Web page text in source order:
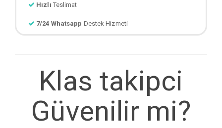
Hızlı Teslimat
7/24 Whatsapp Destek Hizmeti
Klas takipci
Güvenilir mi?